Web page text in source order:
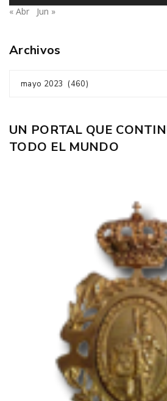
« Abr Jun »
Archivos
mayo 2023 (460)
UN PORTAL QUE
TODO EL MUNDO